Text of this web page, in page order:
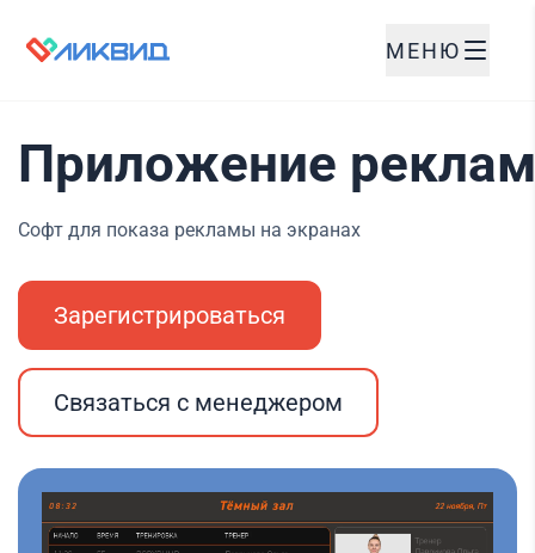
МЕНЮ
Приложение
Софт для показа рекламы на экранах
Зарегистрироваться
Связаться с менеджером